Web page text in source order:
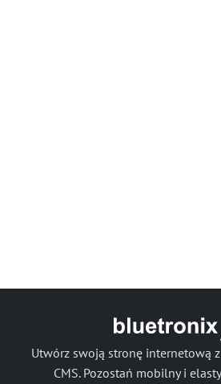
Utwórz swoją stronę internetową
CMS. Pozostań mobilny i